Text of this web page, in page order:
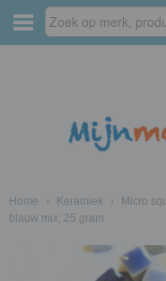
Home › Keramiek › Micro
blauw mix; 25 gram